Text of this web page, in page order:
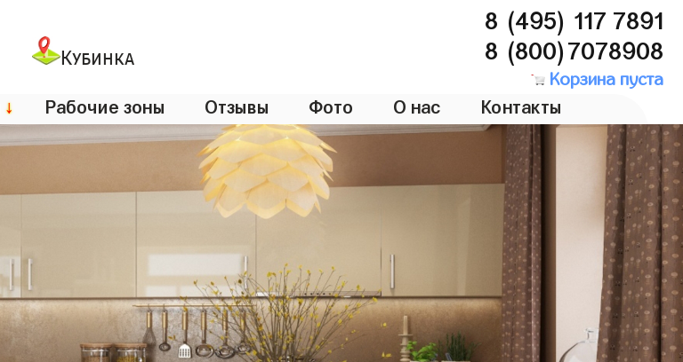
Кубинка
8 (495) 117 7891
8 (800)7078908
Корзина пуста
↓ Рабочие зоны Отзывы Фото О нас Контакты